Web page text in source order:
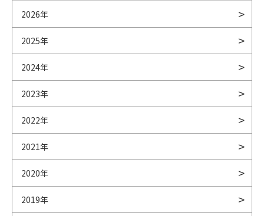
2026年
2025年
2024年
2023年
2022年
2021年
2020年
2019年